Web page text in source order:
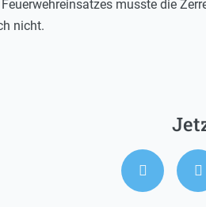
musste die
nicht.